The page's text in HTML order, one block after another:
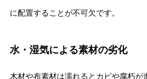
に配置することが不可欠です。
水・湿気による素材の劣化
木材や布素材は濡れるとカビや腐朽が